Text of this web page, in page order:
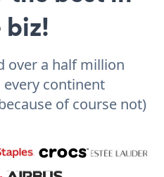
over a half million
every continent
of course not)